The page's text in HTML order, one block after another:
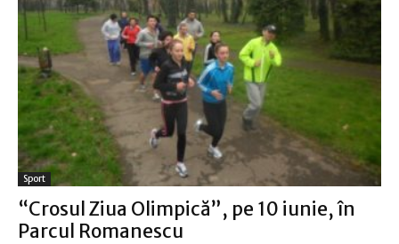
Sport
“Crosul Ziua Olimpică”, pe 10 iunie, în
Parcul Romanescu